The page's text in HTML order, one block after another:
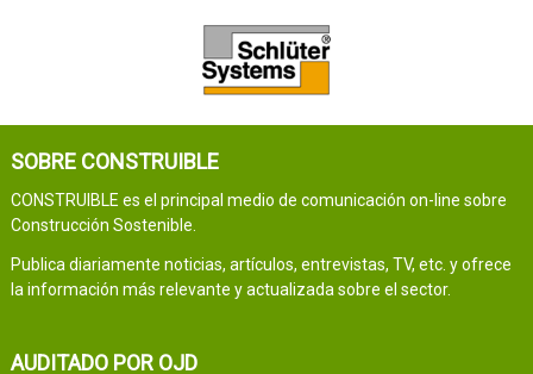
SOBRE CONSTRUIBLE
CONSTRUIBLE es el principal medio de comunicación on-line sobre
Construcción Sostenible.
Publica diariamente noticias, artículos, entrevistas, TV, etc. y ofrece
la información más relevante y actualizada sobre el sector.
AUDITADO POR OJD